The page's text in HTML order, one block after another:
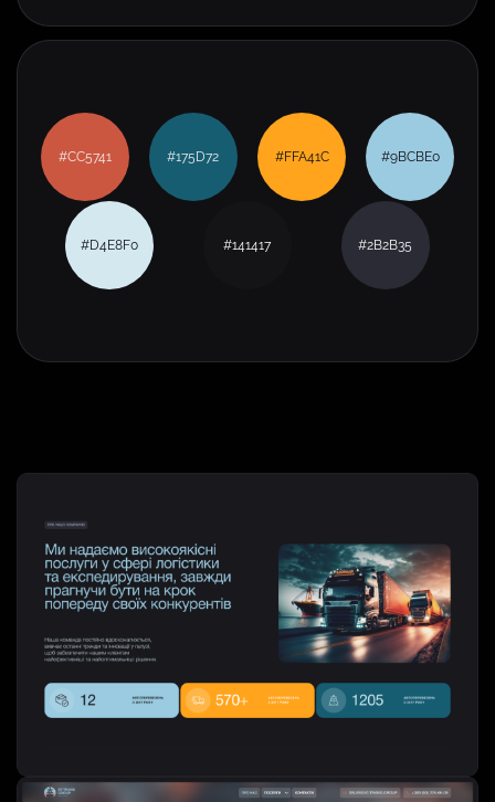
#CC5741 #175D72 #FFA41C #9BCBE0
#D4E8F0 #141417 #2B2B35